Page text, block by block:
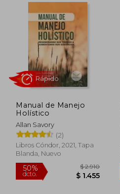
50%
dcto.
Manual de Manejo
Holístico
Allan Savory
(2)
Libros Cóndor, 2021, Tapa
Blanda, Nuevo